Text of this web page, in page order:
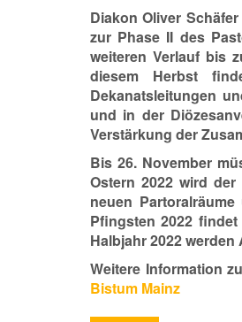
Diakon Oliver
zur Phase II des
weiteren Verlauf bis
diesem Herbst
Dekanatsleitungen
und in der
Verstärkung der
Bis 26. November
Ostern 2022 wird
neuen
Pfingsten 2022
Halbjahr 2022
Weitere Information
Bistum Mainz